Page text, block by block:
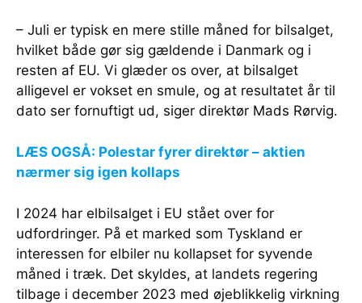
– Juli er typisk en mere stille måned for bilsalget,
hvilket både gør sig gældende i Danmark og i
resten af EU. Vi glæder os over, at bilsalget
alligevel er vokset en smule, og at resultatet år til
dato ser fornuftigt ud, siger direktør Mads Rørvig.
LÆS OGSÅ: Polestar fyrer direktør – aktien
nærmer sig igen kollaps
I 2024 har elbilsalget i EU stået over for
udfordringer. På et marked som Tyskland er
interessen for elbiler nu kollapset for syvende
måned i træk. Det skyldes, at landets regering
tilbage i december 2023 med øjeblikkelig virkning